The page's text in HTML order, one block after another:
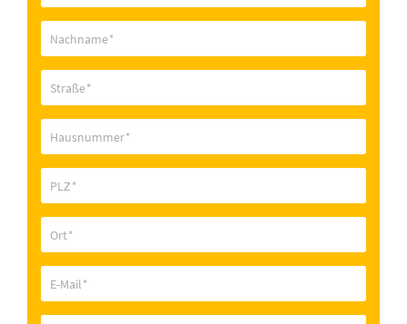
Nachname*
Straße*
Hausnummer*
PLZ*
Ort*
E-Mail*